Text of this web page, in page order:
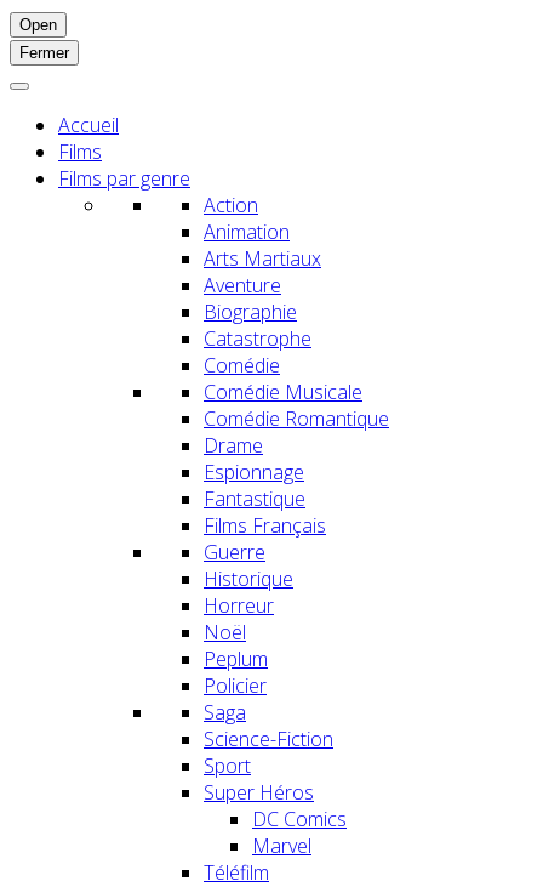
Open
Fermer
Accueil
Films
Films par genre
Action
Animation
Arts Martiaux
Aventure
Biographie
Catastrophe
Comédie
Comédie Musicale
Comédie Romantique
Drame
Espionnage
Fantastique
Films Français
Guerre
Historique
Horreur
Noël
Peplum
Policier
Saga
Science-Fiction
Sport
Super Héros
DC Comics
Marvel
Téléfilm